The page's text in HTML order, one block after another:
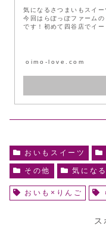
気になるさつまいもスイ
今回はらぽっぽファーム
です！初めて四谷店でイ
oimo-love.com
おいもスイーツ
その他 気にな
おいも×りんご